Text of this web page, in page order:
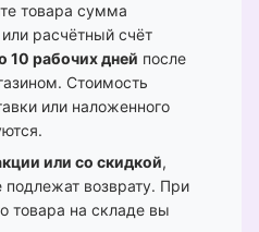
товара сумма
расчётный счёт
10 рабочих дней после
Стоимость
или наложенного
или со скидкой,
возврату. При
товара на складе вы